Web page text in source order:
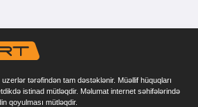
tərəfindən tam dəstəklənir. Müəllif hüquqları
istinad mütləqdir. Məlumat internet səhifələrində
qoyulması mütləqdir.